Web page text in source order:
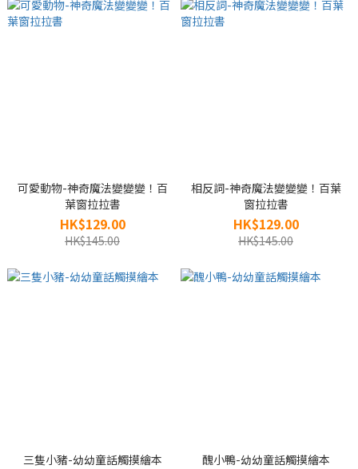
可愛動物-神奇魔法變變變！百
葉窗拉拉書
HK$129.00
HK$145.00
相反詞-神奇魔法變變變！百葉
窗拉拉書
HK$129.00
HK$145.00
三隻小豬-幼幼童話觸摸繪本 醜小鴨-幼幼童話觸摸繪本